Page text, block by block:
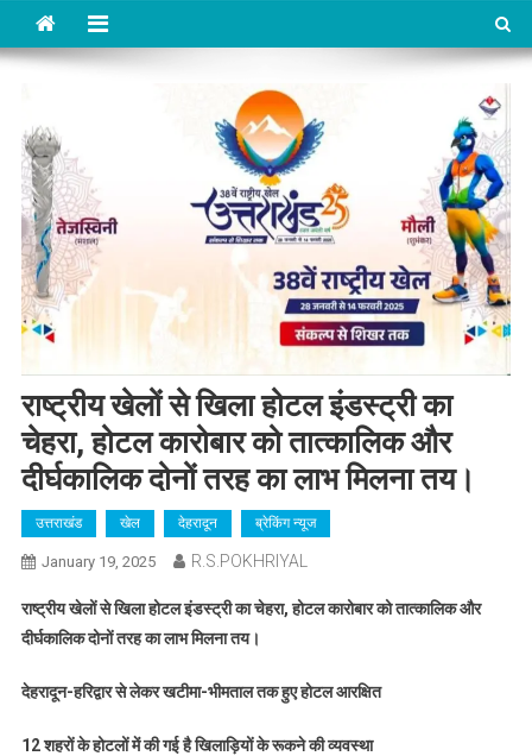
राष्ट्रीय खेलों से खिला होटल इंडस्ट्री का
चेहरा, होटल कारोबार को तात्कालिक और
दीर्घकालिक दोनों तरह का लाभ मिलना तय।
उत्तराखंड खेल देहरादून ब्रेकिंग न्यूज
January 19, 2025 R.S.POKHRIYAL
राष्ट्रीय खेलों से खिला होटल इंडस्ट्री का चेहरा, होटल कारोबार को तात्कालिक और
दीर्घकालिक दोनों तरह का लाभ मिलना तय।
देहरादून-हरिद्वार से लेकर खटीमा-भीमताल तक हुए होटल आरक्षित
12 शहरों के होटलों में की गई है खिलाड़ियों के रूकने की व्यवस्था